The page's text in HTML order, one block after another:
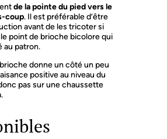
de la pointe du pied vers le
coup. Il est préférable d’être
avant de les tricoter si
le point de brioche bicolore qui
au patron.
donne un côté un peu
positive au niveau du
pas sur une chaussette